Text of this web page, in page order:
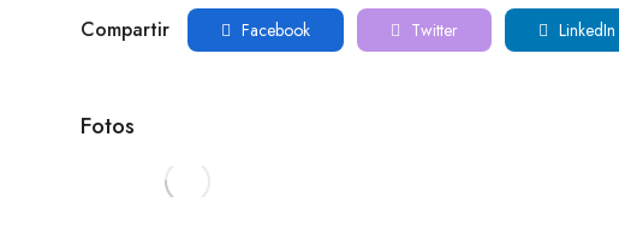
Compartir Facebook Twitter LinkedIn
Fotos